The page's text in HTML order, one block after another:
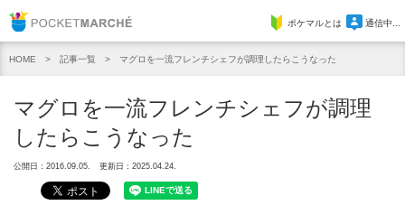
Pocket Marcheポケマルとは 通信中...
HOME 記事一覧 マグロを一流フレンチシェフが調理したらこうなった
マグロを一流フレンチシェフが調理
したらこうなった
公開日：2016.09.05. 更新日：2025.04.24.